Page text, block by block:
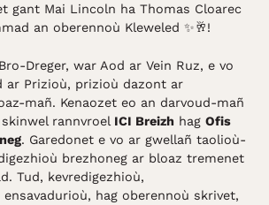
gant Mai Lincoln ha Thomas Cloarec
an oberennoù Kleweled ✨🥂!
Dreger, war Aod ar Vein Ruz, e vo
ar Prizioù, prizioù dazont ar
mañ. Kenaozet eo an darvoud-mañ
rannvroel ICI Breizh hag Ofis
. Garedonet e vo ar gwellañ taolioù-
brezhoneg ar bloaz tremenet
Tud, kevredigezhioù,
hag oberennoù skrivet,